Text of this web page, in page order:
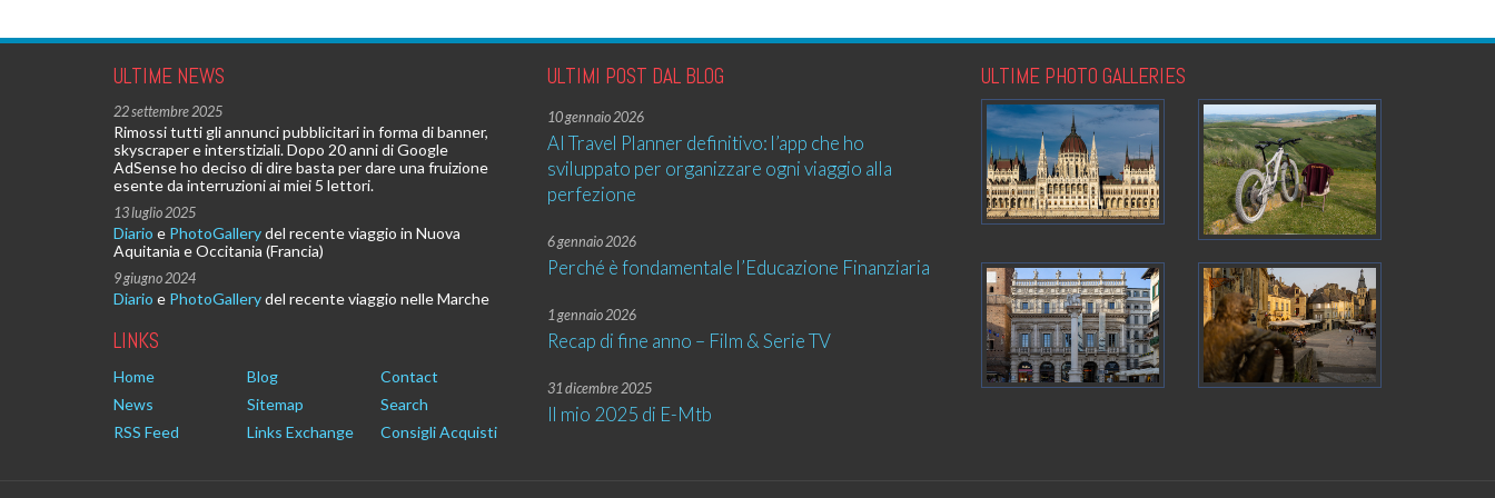
ULTIME NEWS
22 settembre 2025
Rimossi tutti gli annunci pubblicitari in forma di banner,
skyscraper e interstiziali. Dopo 20 anni di Google
AdSense ho deciso di dire basta per dare una fruizione
esente da interruzioni ai miei 5 lettori.
13 luglio 2025
Diario e PhotoGallerydel recente viaggio in Nuova
Aquitania e Occitania (Francia)
9 giugno 2024
Diario e PhotoGallerydel recente viaggio nelle Marche
LINKS
Home Blog
Contact
News
Sitemap
Search
RSS Feed
Links Exchange Consigli Acquisti
ULTIMI POST DAL BLOG
10 gennaio 2026
AI Travel Planner definitivo: l’app che ho
sviluppato per organizzare ogni viaggio alla
perfezione
6 gennaio 2026
Perché è fondamentale l’Educazione Finanziaria
1 gennaio 2026
Recap di fine anno – Film & Serie TV
31 dicembre 2025
Il mio 2025 di E-Mtb
ULTIME PHOTO GALLERIES